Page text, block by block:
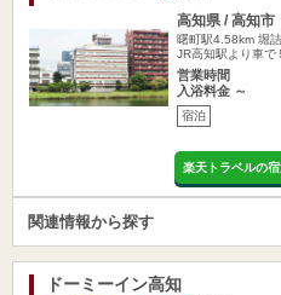
高知県 / 高知市
曙町駅4.58km 堀
JR高知駅より車で
営業時間
入浴料金 ～
宿泊
楽天トラベルの
関連情報から探す
ドーミーイン高知